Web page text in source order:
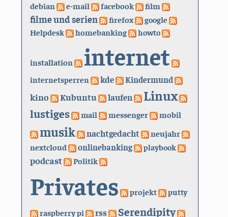
debian e-mail facebook film
filme und serien firefox
google
Helpdesk
homebanking howto
installation internet
internetsperren kde Kindermund
kino Kubuntu laufen Linux
lustiges mail messenger mobil
musik nachtgedacht neujahr
nextcloud onlinebanking playbook
podcast Politik
Privates projekt putty
raspberry pi rss Serendipity